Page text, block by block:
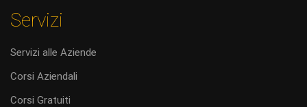
Servizi
Servizi alle Aziende
Corsi Aziendali
Corsi Gratuiti